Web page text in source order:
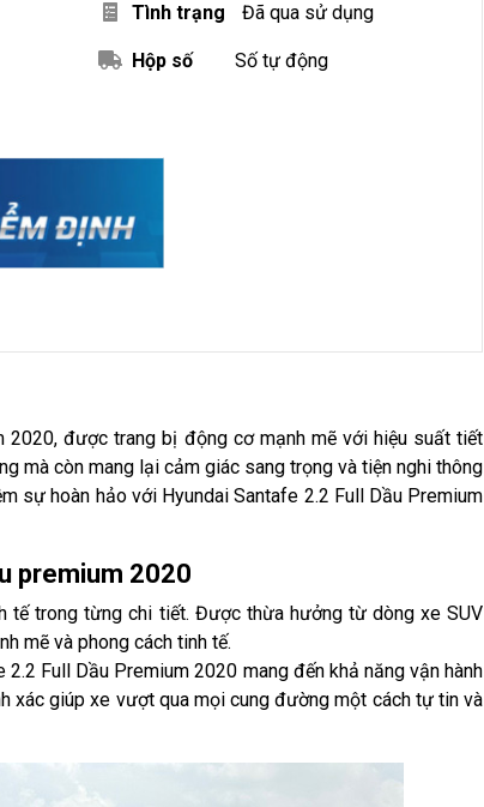
Tình trạng Đã qua sử dụng
Hộp số Số tự động
được trang bị động cơ mạnh mẽ với hiệu suất tiết
mà còn mang lại cảm giác sang trọng và tiện nghi thông
sự hoàn hảo với Hyundai Santafe 2.2 Full Dầu Premium
premium 2020
tế trong từng chi tiết. Được thừa hưởng từ dòng xe SUV
mẽ và phong cách tinh tế.
Full Dầu Premium 2020 mang đến khả năng vận hành
xác giúp xe vượt qua mọi cung đường một cách tự tin và